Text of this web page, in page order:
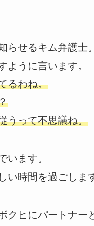
らせるキム弁護士。
ように言います。
るわね。
うって不思議ね。
います。
時間を過ごしま
クヒにパートナー